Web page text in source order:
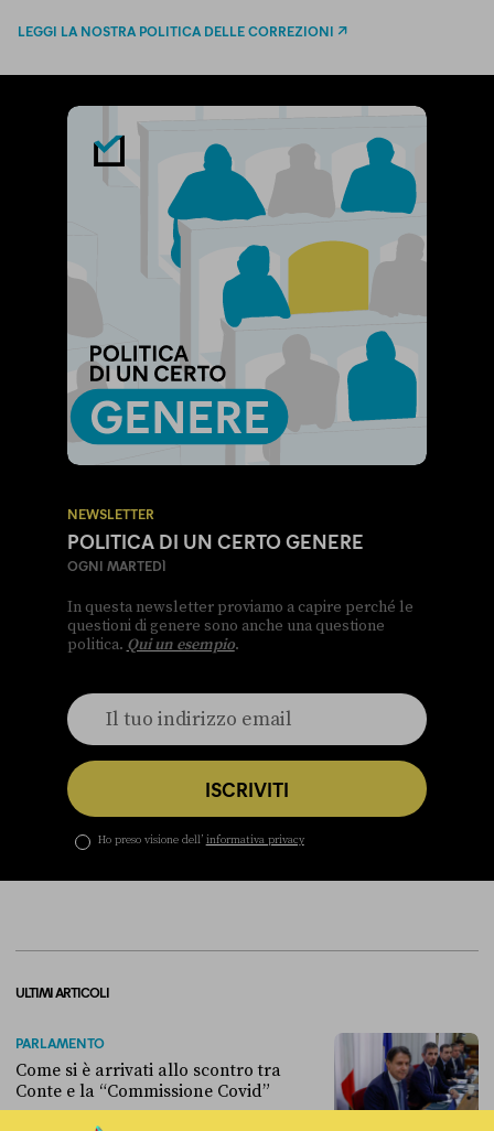
LEGGI LA NOSTRA POLITICA DELLE CORREZIONI
NEWSLETTER
POLITICA DI UN CERTO GENERE
OGNI MARTEDÌ
In questa newsletter proviamo a capire perché le
questioni di genere sono anche una questione
politica. Qui un esempio.
ISCRIVITI
Ho preso visione dell’ informativa privacy
ULTIMI ARTICOLI
PARLAMENTO
Come si è arrivati allo scontro tra
Conte e la “Commissione Covid”